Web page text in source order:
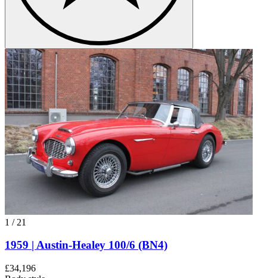
1 / 21
1959 | Austin-Healey 100/6 (BN4)
£34,196